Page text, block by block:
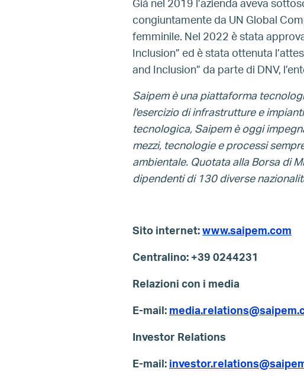
Già nel 2019 l’azienda aveva
congiuntamente da UN Global
femminile. Nel 2022 è stata
Inclusion” ed è stata ottenuta
and Inclusion” da parte di DNV,
Saipem è una piattaforma
l'esercizio di infrastrutture e
tecnologica, Saipem è oggi
mezzi, tecnologie e processi
ambientale. Quotata alla Borsa di
dipendenti di 130 diverse
Sito internet:www.saipem.com
Centralino: +39 0244231
Relazioni con i media
E-mail:
Investor Relations
E-mail: